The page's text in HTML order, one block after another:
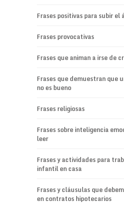
Frases positivas para subir el
Frases provocativas
Frases que animan a irse de
Frases que demuestran que
no es bueno
Frases religiosas
Frases sobre inteligencia
leer
Frases y actividades para
infantil en casa
Frases y cláusulas que
en contratos hipotecarios